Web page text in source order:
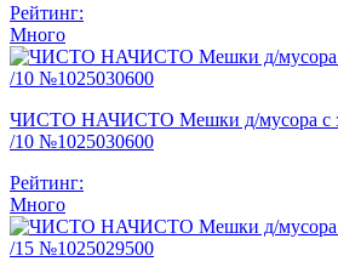
Рейтинг:
Много
ЧИСТО НАЧИСТО Мешки д/мусора с
/10 №1025030600
Рейтинг:
Много